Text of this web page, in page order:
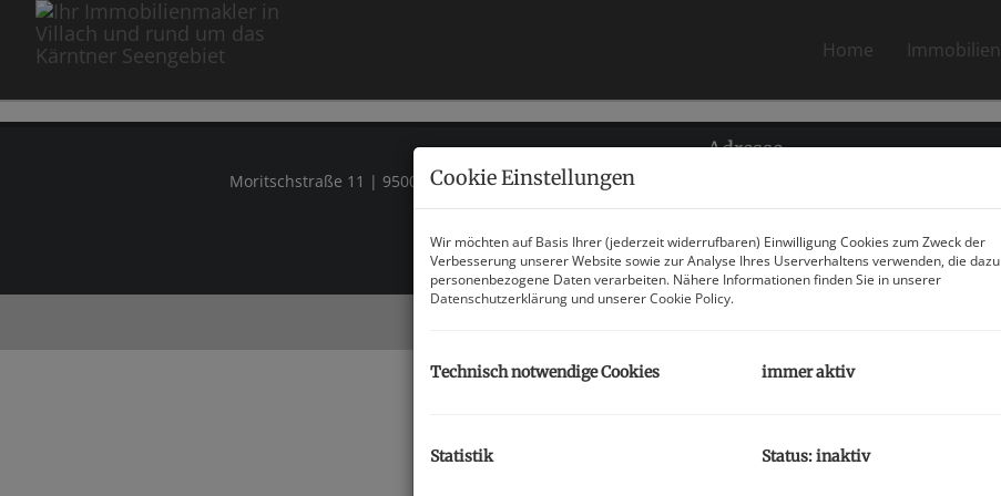
Home Immobilien
Adresse
Moritschstraße 11 | 9500 Villach, Österreich, | Tel.:+43 664 915 02 95 |
Cookie Einstellungen
Wir möchten auf Basis Ihrer (jederzeit widerrufbaren) Einwilligung Cookies zum Zweck der
Verbesserung unserer Website sowie zur Analyse Ihres Userverhaltens verwenden, die dazu
personenbezogene Daten verarbeiten. Nähere Informationen finden Sie in unserer
Datenschutzerklärung und unsererCookie Policy.
Technisch notwendige Cookies immer aktiv
Statistik Status: inaktiv